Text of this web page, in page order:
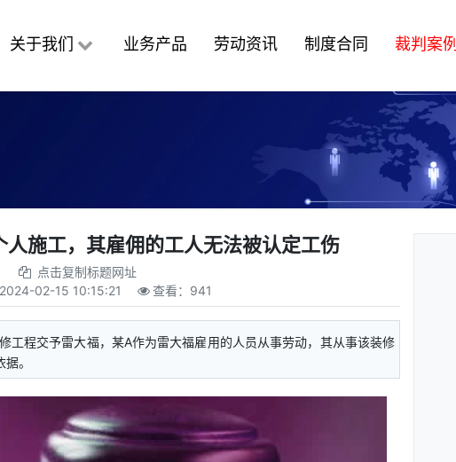
关于我们 业务产品 劳动资讯 制度合同 裁判案例
施工，其雇佣的工人无法被认定工伤
点击复制标题网址
2024-02-15 10:15:21 查看： 941
工程交予雷大福，某A作为雷大福雇用的人员从事劳动，其从事该装修
。